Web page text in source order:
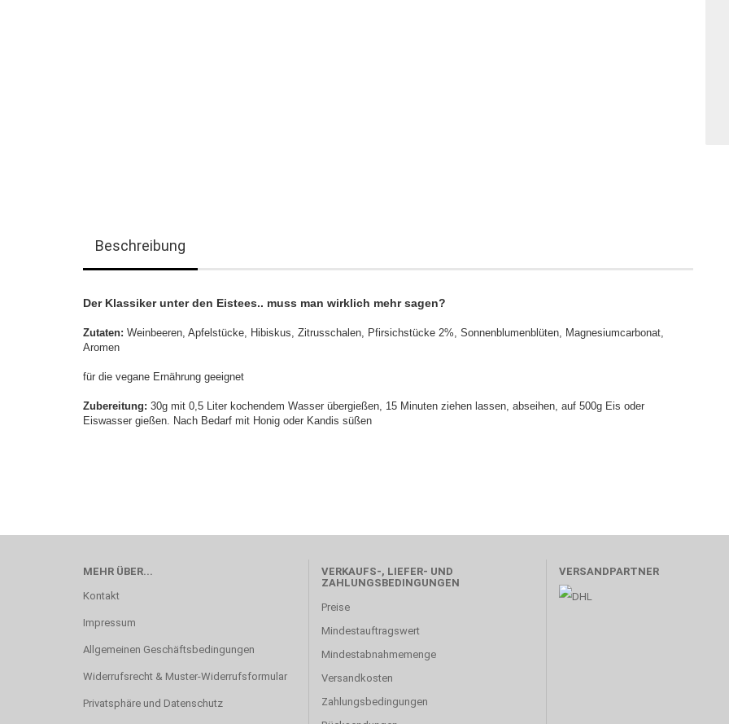
Beschreibung
Der Klassiker unter den Eistees.. muss man wirklich mehr sagen?
Zutaten: Weinbeeren, Apfelstücke, Hibiskus, Zitrusschalen, Pfirsichstücke 2%, Sonnenblumenblüten, Magnesiumcarbonat,
Aromen
für die vegane Ernährung geeignet
Zubereitung: 30g mit 0,5 Liter kochendem Wasser übergießen, 15 Minuten ziehen lassen, abseihen, auf 500g Eis oder
Eiswasser gießen. Nach Bedarf mit Honig oder Kandis süßen
MEHR ÜBER...
Kontakt
Impressum
Allgemeinen Geschäftsbedingungen
Widerrufsrecht & Muster-Widerrufsformular
Privatsphäre und Datenschutz
VERKAUFS-, LIEFER- UND
ZAHLUNGSBEDINGUNGEN
Preise
Mindestauftragswert
Mindestabnahmemenge
Versandkosten
Zahlungsbedingungen
VERSANDPARTNER